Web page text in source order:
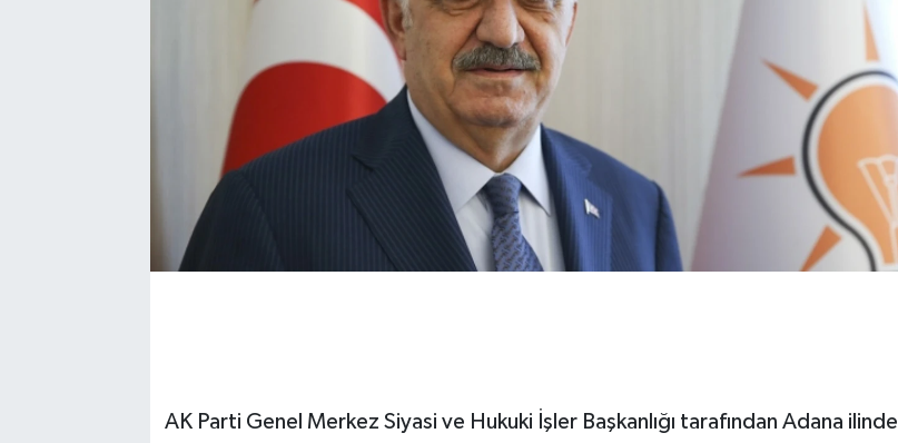
AK Parti Genel Merkez Siyasi ve Hukuki İşler Başkanlığı tarafından Adana ilinde